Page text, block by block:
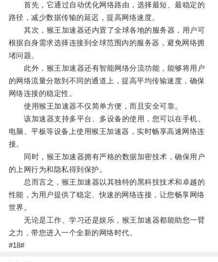
首先，它通过自动优化网络路由，选择最短、最稳定的
路径，减少数据传输的延迟，提高网络速度。
其次，猴王加速器还内置了全球各地的服务器，用户可
根据自身需求选择连接到全球范围内的服务器，避免网络拥
堵问题。
此外，猴王加速器还有智能网络分流功能，能够将用户
的网络流量分散到不同的通道上，提高平均传输速度，确保
网络连接的稳定性。
使用猴王加速器不仅简单方便，而且安全可靠。
该加速器支持多平台、多设备的使用，您可以在手机、
电脑、平板等设备上使用猴王加速器，实时畅享高速网络连
接。
同时，猴王加速器拥有严格的数据加密技术，确保用户
的上网行为和隐私得到保护。
总而言之，猴王加速器以其独特的黑科技技术和卓越的
性能，为用户提供了稳定、快速的网络连接，让您畅享网络
世界。
无论是工作、学习还是娱乐，猴王加速器都能助您一臂
之力，带您进入一个全新的网络时代。
#18#